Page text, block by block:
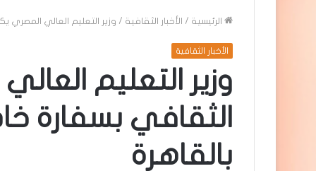
الرئيسية / الأخبار الثقافية / وزير التعليم العالي المصري
الأخبار الثقافية
وزير التعليم
الثقافي بسفارة
بالقاهرة